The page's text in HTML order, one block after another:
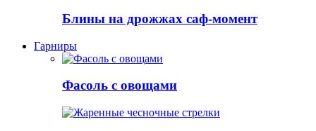
Блины на дрожжах саф-момент
Гарниры
Фасоль с овощами